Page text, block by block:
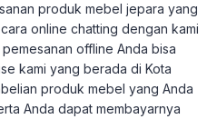
produk mebel jepara yang
online chatting dengan kami
offline Anda bisa
kami yang berada di Kota
produk mebel yang Anda
Anda dapat membayarnya